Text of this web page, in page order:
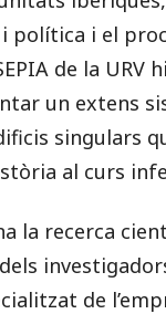
i política i el
de la
un extens
singulars
al curs
la recerca
de